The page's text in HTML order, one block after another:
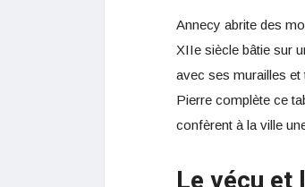
Annecy abrite des
XIIe siècle bâtie sur
avec ses murailles et
Pierre complète ce
confèrent à la ville